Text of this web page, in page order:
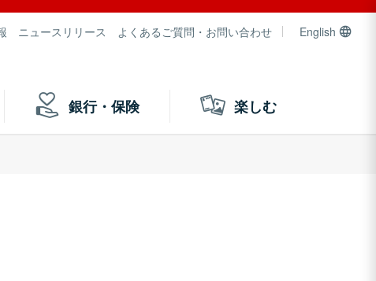
ニュースリリース よくあるご質問・お問い合わせ English
銀行・保険 楽しむ